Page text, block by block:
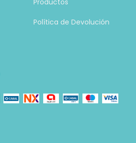
Productos
Política de Devolución